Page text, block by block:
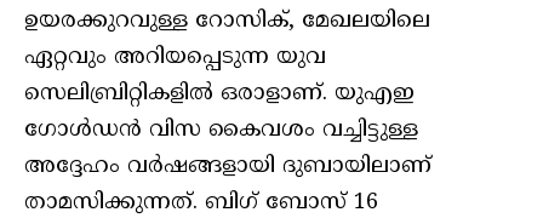
ഉയരക്കുറവുള്ള റോസിക്, മേഖലയിലെ
ഏറ്റവും അറിയപ്പെടുന്ന യുവ
സെലിബ്രിറ്റികളിൽ ഒരാളാണ്. യുഎഇ
ഗോൾഡൻ വിസ കൈവശം വച്ചിട്ടുള്ള
അദ്ദേഹം വർഷങ്ങളായി ദുബായിലാണ്
താമസിക്കുന്നത്. ബിഗ് ബോസ് 16